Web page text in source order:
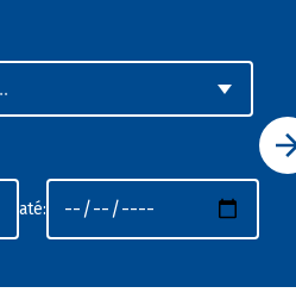
até: